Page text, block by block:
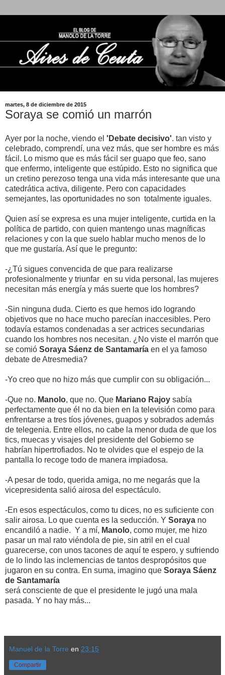
martes, 8 de diciembre de 2015
Soraya se comió un marrón
Ayer por la noche, viendo el 'Debate decisivo'. tan visto y
celebrado, comprendí, una vez más, que ser hombre es más
fácil. Lo mismo que es más fácil ser guapo que feo, sano
que enfermo, inteligente que estúpido. Esto no significa que
un cretino perezoso tenga una vida más interesante que una
catedrática activa, diligente. Pero con capacidades
semejantes, las oportunidades no son totalmente iguales.
Quien así se expresa es una mujer inteligente, curtida en la
política de partido, con quien mantengo unas magníficas
relaciones y con la que suelo hablar mucho menos de lo
que me gustaría. Así que le pregunto:
-¿Tú sigues convencida de que para realizarse
profesionalmente y triunfar en su vida personal, las mujeres
necesitan más energía y más suerte que los hombres?
-Sin ninguna duda. Cierto es que hemos ido logrando
objetivos que no hace mucho parecían inaccesibles. Pero
todavía estamos condenadas a ser actrices secundarias
cuando los hombres nos necesitan. ¿No viste el marrón que
se comió Soraya Sáenz de Santamaría en el ya famoso
debate de Atresmedia?
-Yo creo que no hizo más que cumplir con su obligación...
-Que no. Manolo, que no. Que Mariano Rajoy sabía
perfectamente que él no da bien en la televisión como para
enfrentarse a tres tíos jóvenes, guapos y sobrados además
de telegenia. Entre ellos, no cabe la menor duda de que los
tics, muecas y visajes del presidente del Gobierno se
habrían hipertrofiados. No te olvides que el espejo de la
pantalla lo recoge todo de manera impiadosa.
-A pesar de todo, querida amiga, no me negarás que la
vicepresidenta salió airosa del espectáculo.
-En esos espectáculos, como tu dices, no es suficiente con
salir airosa. Lo que cuenta es la seducción. Y Soraya no
encandiló a nadie. Y a mí, Manolo, como mujer, me hizo
pasar un mal rato viéndola de pie, sin atril en el cual
guarecerse, con unos tacones de aquí te espero, y sufriendo
de lo lindo las inclemencias de tantos despropósitos que
jugaron en su contra. En suma, imagino que Soraya Sáenz
de Santamaría
será consciente de que el presidente le jugó una mala
pasada. Y no hay más...
Manuel de la Torre en 23:15
Compartir